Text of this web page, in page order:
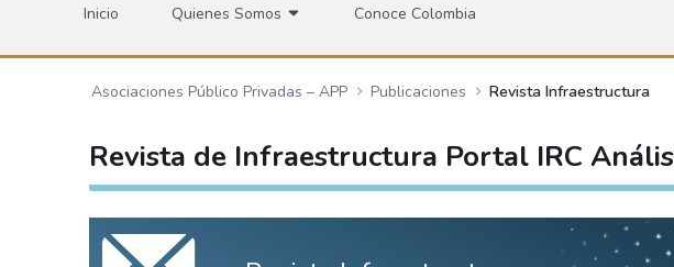
Inicio Quienes Somos Conoce Colombia
Asociaciones Público Privadas – APP Publicaciones Revista Infraestructura
Revista de Infraestructura Portal IRC